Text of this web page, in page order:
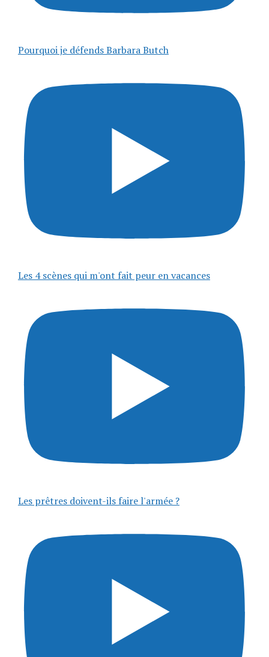
Pourquoi je défends Barbara Butch
Les 4 scènes qui m'ont fait peur en vacances
Les prêtres doivent-ils faire l'armée ?